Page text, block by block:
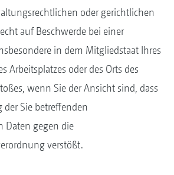
oder gerichtlichen
auf Beschwerde bei einer
in dem Mitgliedstaat Ihres
Arbeitsplatzes oder des Orts des
wenn Sie der Ansicht sind, dass
der Sie betreffenden
Daten gegen die
verstößt.